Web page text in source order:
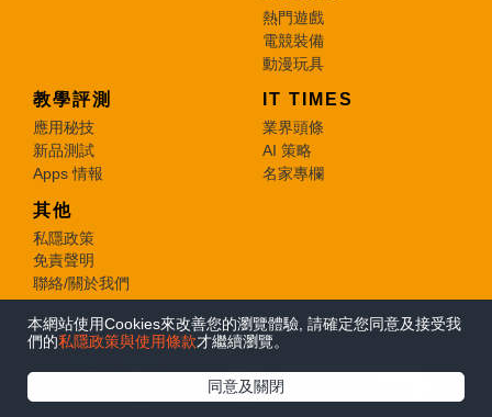
本網站使用Cookies來改善您的瀏覽體驗, 請確定您同意及接受我
們的私隱政策與使用條款才繼續瀏覽。
同意及關閉
熱門遊戲
電競裝備
動漫玩具
教學評測
應用秘技
新品測試
Apps 情報
IT TIMES
業界頭條
AI 策略
名家專欄
其他
私隱政策
免責聲明
聯絡/關於我們
© 2026 e-zone. All Rights Reserved.